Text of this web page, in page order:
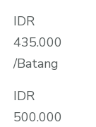
IDR
435.000
/Batang
IDR
500.000